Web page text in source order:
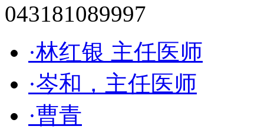
043181089997
·林红银 主任医师
·岑和，主任医师
·曹青